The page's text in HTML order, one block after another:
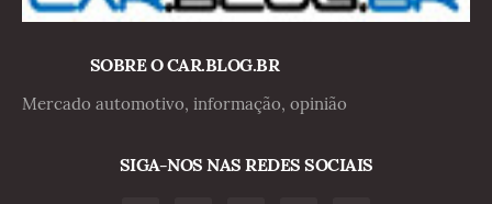
SOBRE O CAR.BLOG.BR
Mercado automotivo, informação, opinião
SIGA-NOS NAS REDES SOCIAIS